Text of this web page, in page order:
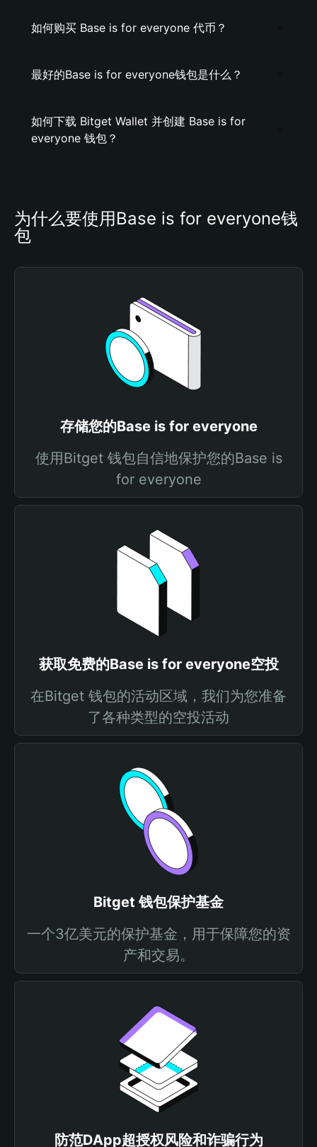
如何购买 Base is for everyone 代币？
最好的Base is for everyone钱包是什么？
如何下载 Bitget Wallet 并创建 Base is for
everyone 钱包？
为什么要使用Base is for everyone钱
包
存储您的Base is for everyone
使用Bitget 钱包自信地保护您的Base is
for everyone
获取免费的Base is for everyone空投
在Bitget 钱包的活动区域，我们为您准备
了各种类型的空投活动
Bitget 钱包保护基金
一个3亿美元的保护基金，用于保障您的资
产和交易。
防范DApp超授权风险和诈骗行为